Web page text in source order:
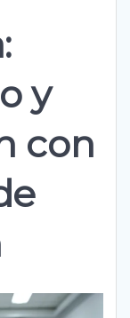
y
con